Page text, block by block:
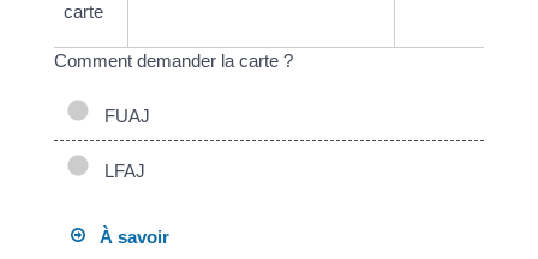
carte
Comment demander la carte ?
FUAJ
LFAJ
À savoir